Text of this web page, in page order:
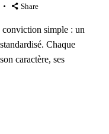
Share
conviction simple : un
Chaque
caractère, ses